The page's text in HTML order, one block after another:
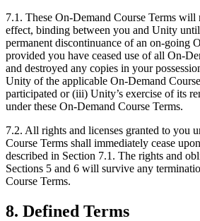
7.1. These On-Demand Course Terms
effect, binding between you and Unity
permanent discontinuance of an on-going
provided you have ceased use of all On-
and destroyed any copies in your
Unity of the applicable On-Demand
participated or (iii) Unity’s exercise of its
under these On-Demand Course Terms.
7.2. All rights and licenses granted to you
Course Terms shall immediately cease
described in Section 7.1. The rights and
Sections 5 and 6 will survive any
Course Terms.
8. Defined Terms